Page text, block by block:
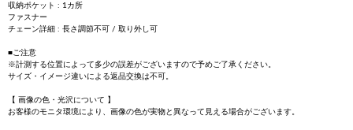
収納ポケット : 1カ所
ファスナー
チェーン詳細 : 長さ調節不可 / 取り外し可
■ご注意
※計測する位置によって多少の誤差がございますので予めご了承ください。
サイズ・イメージ違いによる返品交換は不可。
【 画像の色・光沢について 】
お客様のモニタ環境により、画像の色が実物と異なって見える場合がございます。